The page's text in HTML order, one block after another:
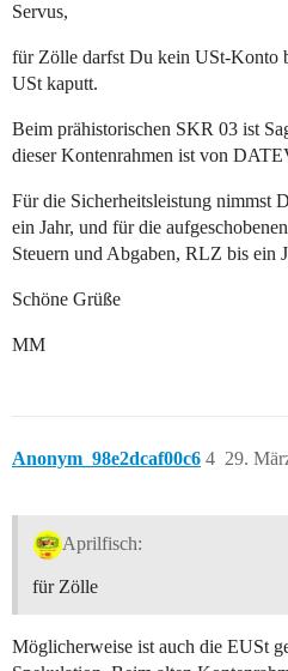
Servus,
für Zölle darfst Du kein USt-Konto
USt kaputt.
Beim prähistorischen SKR 03 ist
dieser Kontenrahmen ist von
Für die Sicherheitsleistung nimmst
ein Jahr, und für die
Steuern und Abgaben, RLZ bis ein
Schöne Grüße
MM
Anonym_98e2dcaf00c6 29.
4
Aprilfisch:
für Zölle
Möglicherweise ist auch die EUSt